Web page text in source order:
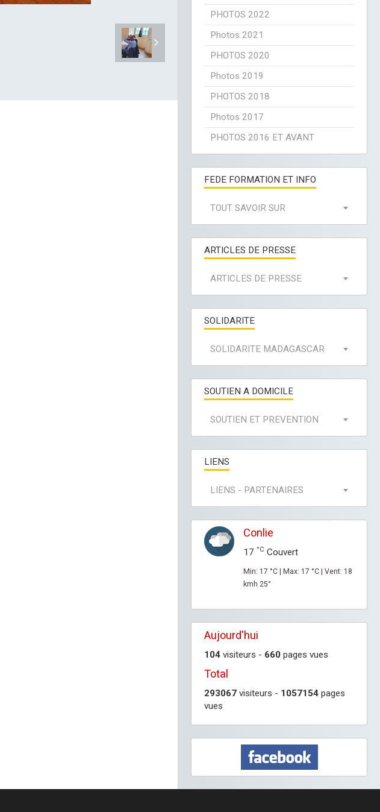
PHOTOS 2022
Photos 2021
PHOTOS 2020
Photos 2019
PHOTOS 2018
Photos 2017
PHOTOS 2016 ET AVANT
FEDE FORMATION ET INFO
TOUT SAVOIR SUR
ARTICLES DE PRESSE
ARTICLES DE PRESSE
SOLIDARITE
SOLIDARITE MADAGASCAR
SOUTIEN A DOMICILE
SOUTIEN ET PREVENTION
LIENS
LIENS - PARTENAIRES
Conlie
17 °C Couvert
Min: 17 °C | Max: 17 °C | Vent: 18
kmh 25°
Aujourd'hui
104 visiteurs - 660 pages vues
Total
293067 visiteurs - 1057154 pages
vues